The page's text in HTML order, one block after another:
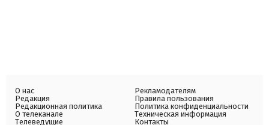
О нас
Редакция
Редакционная политика
О телеканале
Телеведущие
Рекламодателям
Правила пользования
Политика конфиденциальности
Техническая информация
Контакты